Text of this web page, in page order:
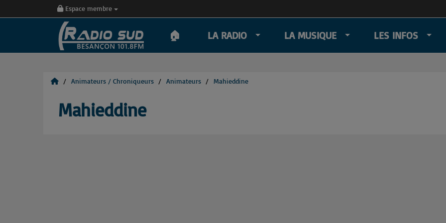
Espace membre
🏠 LA RADIO LA MUSIQUE LES INFOS
Animateurs / Chroniqueurs Animateurs Mahieddine
Mahieddine